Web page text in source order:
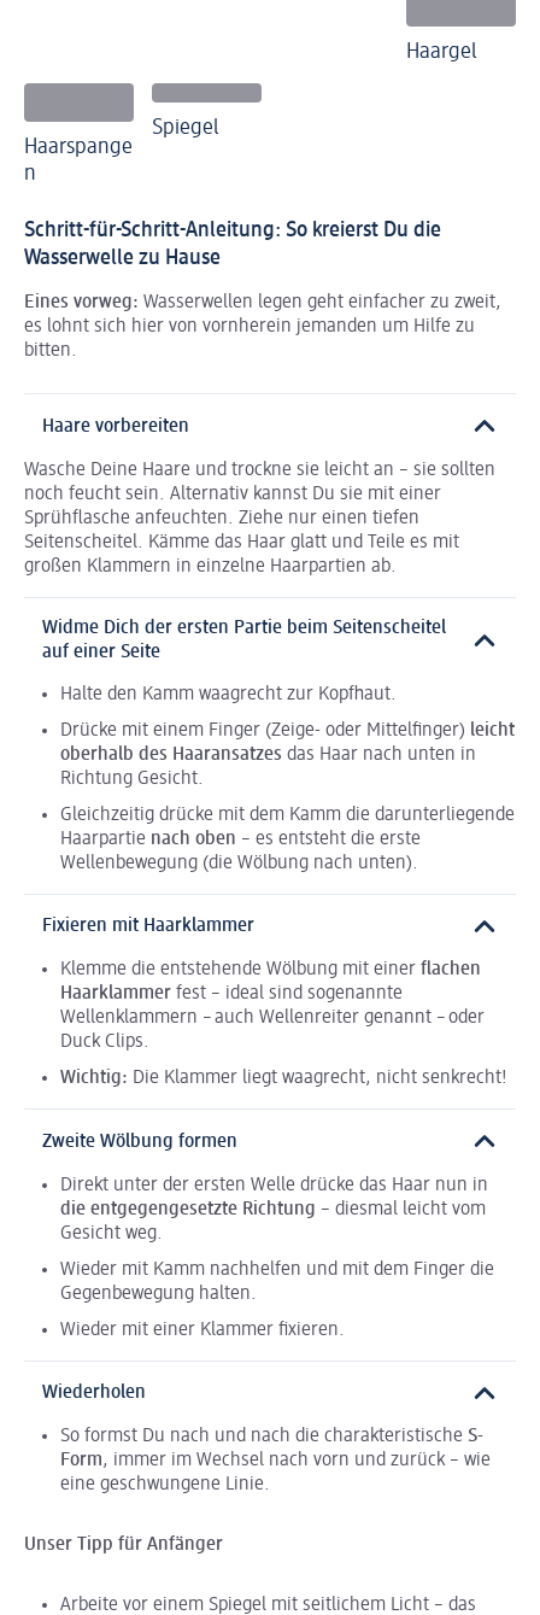
Haargel
Haarspange
n
Spiegel
Schritt-für-Schritt-Anleitung: So kreierst Du die
Wasserwelle zu Hause
Eines vorweg: Wasserwellen legen geht einfacher zu zweit,
es lohnt sich hier von vornherein jemanden um Hilfe zu
bitten.
Haare vorbereiten
Wasche Deine Haare und trockne sie leicht an – sie sollten
noch feucht sein. Alternativ kannst Du sie mit einer
Sprühflasche anfeuchten. Ziehe nur einen tiefen
Seitenscheitel. Kämme das Haar glatt und Teile es mit
großen Klammern in einzelne Haarpartien ab.
Widme Dich der ersten Partie beim Seitenscheitel
auf einer Seite
Halte den Kamm waagrecht zur Kopfhaut.
Drücke mit einem Finger (Zeige- oder Mittelfinger) leicht
oberhalb des Haaransatzes das Haar nach unten in
Richtung Gesicht.
Gleichzeitig drücke mit dem Kamm die darunterliegende
Haarpartie nach oben – es entsteht die erste
Wellenbewegung (die Wölbung nach unten).
Fixieren mit Haarklammer
Klemme die entstehende Wölbung mit einer flachen
Haarklammer fest – ideal sind sogenannte
Wellenklammern – auch Wellenreiter genannt – oder
Duck Clips.
Wichtig: Die Klammer liegt waagrecht, nicht senkrecht!
Zweite Wölbung formen
Direkt unter der ersten Welle drücke das Haar nun in
die entgegengesetzte Richtung – diesmal leicht vom
Gesicht weg.
Wieder mit Kamm nachhelfen und mit dem Finger die
Gegenbewegung halten.
Wieder mit einer Klammer fixieren.
Wiederholen
So formst Du nach und nach die charakteristische S-
Form, immer im Wechsel nach vorn und zurück – wie
eine geschwungene Linie.
Unser Tipp für Anfänger
Arbeite vor einem Spiegel mit seitlichem Licht – das